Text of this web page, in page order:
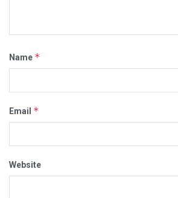
Name *
Email *
Website